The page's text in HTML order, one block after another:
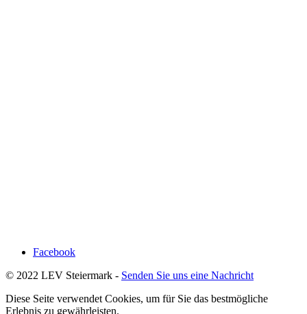
Facebook
© 2022 LEV Steiermark - Senden Sie uns eine Nachricht
Diese Seite verwendet Cookies, um für Sie das bestmögliche
Erlebnis zu gewährleisten.